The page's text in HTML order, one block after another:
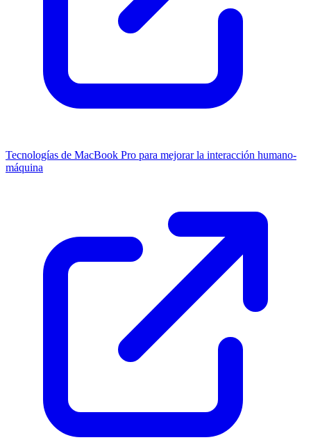
Tecnologías de MacBook Pro para mejorar la interacción humano-
máquina